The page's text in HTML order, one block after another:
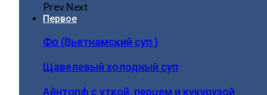
PrevNext
Первое
Фо (Вьетнамский суп )
Щавелевый холодный суп
Айнтопф с уткой, перцем и кукурузой